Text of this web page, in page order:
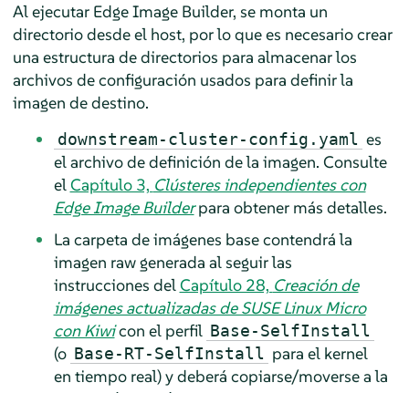
Al ejecutar Edge Image Builder, se monta un
directorio desde el host, por lo que es necesario crear
una estructura de directorios para almacenar los
archivos de configuración usados para definir la
imagen de destino.
downstream-cluster-config.yaml es
el archivo de definición de la imagen. Consulte
elCapítulo 3, Clústeres independientes con
Edge Image Builderpara obtener más detalles.
La carpeta de imágenes base contendrá la
imagen raw generada al seguir las
instrucciones delCapítulo 28, Creación de
imágenes actualizadas de SUSE Linux Micro
con Kiwicon el perfil Base-SelfInstall
(o Base-RT-SelfInstall para el kernel
en tiempo real) y deberá copiarse/moverse a la